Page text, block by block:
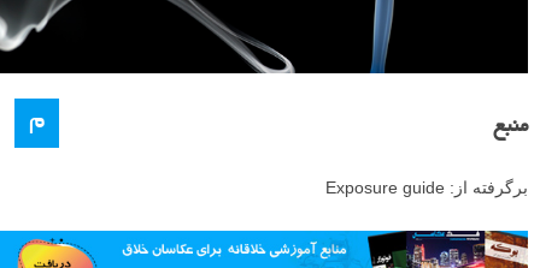
م منبع
برگرفته از: Exposure guide